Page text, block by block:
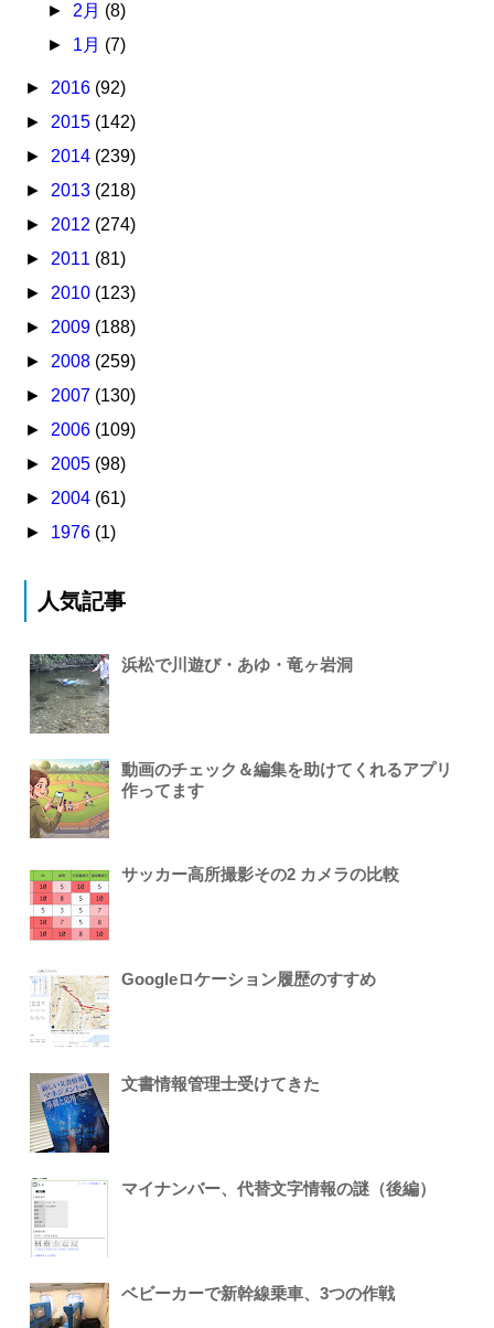
► 2月 (8)
► 1月 (7)
► 2016 (92)
► 2015 (142)
► 2014 (239)
► 2013 (218)
► 2012 (274)
► 2011 (81)
► 2010 (123)
► 2009 (188)
► 2008 (259)
► 2007 (130)
► 2006 (109)
► 2005 (98)
► 2004 (61)
► 1976 (1)
人気記事
浜松で川遊び・あゆ・竜ヶ岩洞
動画のチェック＆編集を助けてくれるアプリ
作ってます
サッカー高所撮影その2 カメラの比較
Googleロケーション履歴のすすめ
文書情報管理士受けてきた
マイナンバー、代替文字情報の謎（後編）
ベビーカーで新幹線乗車、3つの作戦